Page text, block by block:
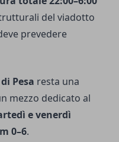
del viadotto
prevedere
Pesa resta una
mezzo dedicato al
e venerdì
0–6.